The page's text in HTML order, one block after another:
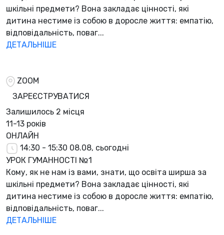
шкільні предмети? Вона закладає цінності, які
дитина нестиме із собою в доросле життя: емпатію,
відповідальність, поваг...
ДЕТАЛЬНІШЕ
ZOOM
ЗАРЕЄСТРУВАТИСЯ
Залишилось 2 місця
11-13 років
ОНЛАЙН
14:30 - 15:30 08.08, сьогодні
УРОК ГУМАННОСТІ №1
Кому, як не нам із вами, знати, що освіта ширша за
шкільні предмети? Вона закладає цінності, які
дитина нестиме із собою в доросле життя: емпатію,
відповідальність, поваг...
ДЕТАЛЬНІШЕ